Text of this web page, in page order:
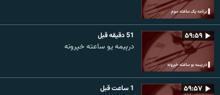
۵۹:۵۹ 51 دقیقه قبل
درېیمه یو ساعته خپرونه
۵۹:۵۷ 1 ساعت قبل